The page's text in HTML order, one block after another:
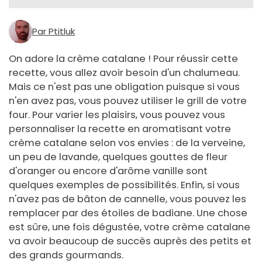
Par Ptitluk
On adore la crème catalane ! Pour réussir cette
recette, vous allez avoir besoin d'un chalumeau.
Mais ce n'est pas une obligation puisque si vous
n'en avez pas, vous pouvez utiliser le grill de votre
four. Pour varier les plaisirs, vous pouvez vous
personnaliser la recette en aromatisant votre
crème catalane selon vos envies : de la verveine,
un peu de lavande, quelques gouttes de fleur
d'oranger ou encore d'arôme vanille sont
quelques exemples de possibilités. Enfin, si vous
n'avez pas de bâton de cannelle, vous pouvez les
remplacer par des étoiles de badiane. Une chose
est sûre, une fois dégustée, votre crème catalane
va avoir beaucoup de succès auprès des petits et
des grands gourmands.